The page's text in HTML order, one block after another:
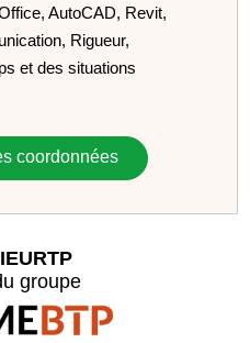
AutoCAD, Revit,
Rigueur,
et des situations
coordonnées
groupe